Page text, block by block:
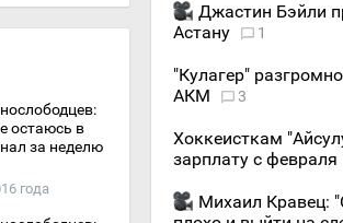
остаюсь в
за неделю
года
Джастин Бэйли
Астану
1
"Кулагер"
АКМ
3
Хоккеисткам
зарплату с февраля
Михаил Кравец: